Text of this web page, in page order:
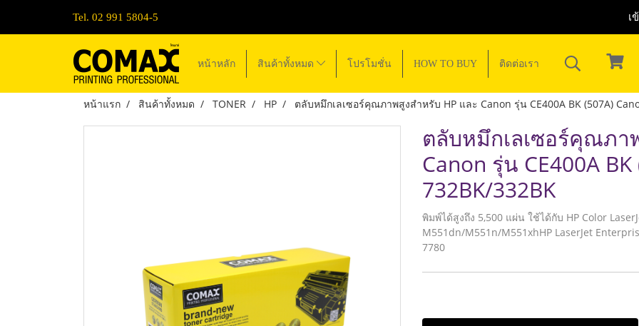
Tel. 02 991 5804-5 เ
หน้าหลัก สินค้าทั้งหมด โปรโมชั่น HOW TO BUY ติดต่อเรา
หน้าแรก สินค้าทั้งหมด TONER HP ตลับหมึกเลเซอร์คุณภาพสูงสำหรับ HP และ Canon รุ่น CE400A BK (507A)
ตลับหมึกเลเซอร์คุณภา
Canon รุ่น CE400A
732BK/332BK
พิมพ์ได้สูงถึง 5,500 แผ่น ใช้ได้กับ HP Color
M551dn/M551n/M551xhHP LaserJet
7780